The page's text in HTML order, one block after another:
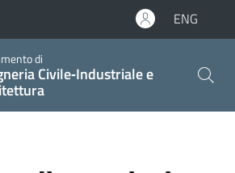
ENG
di
Civile‑Industriale e